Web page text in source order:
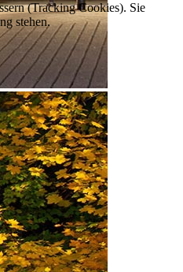
(Tracking Cookies). Sie
stehen.